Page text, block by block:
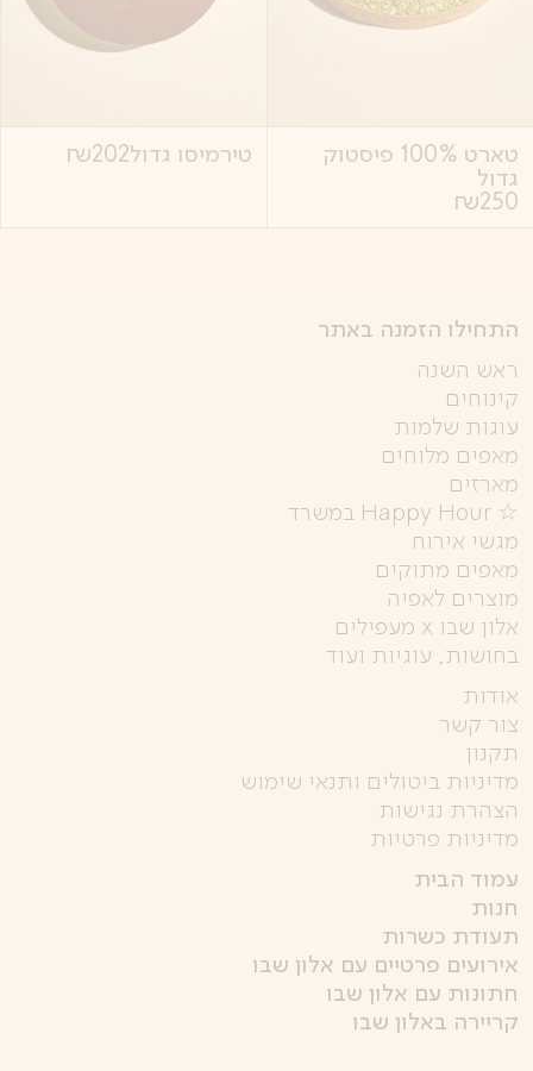
טארט 100% פיסטוק
גדול
250
₪
טירמיסו גדול202
₪
התחילו הזמנה באתר
ראש השנה
קינוחים
עוגות שלמות
מאפים מלוחים
מארזים
☆ Happy Hour במשרד
מגשי אירוח
מאפים מתוקים
מוצרים לאפיה
אלון שבו x מעפילים
בחושות, עוגיות ועוד
אודות
צור קשר
תקנון
מדיניות ביטולים ותנאי שימוש
הצהרת נגישות
מדיניות פרטיות
עמוד הבית
חנות
תעודת כשרות
אירועים פרטיים עם אלון שבו
חתונות עם אלון שבו
קריירה באלון שבו